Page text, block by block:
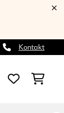
Kontakt